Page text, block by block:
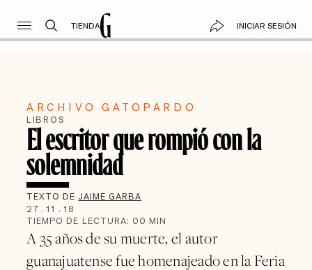
TIENDA INICIAR SESIÓN
ARCHIVO GATOPARDO
LIBROS
El escritor que rompió con la
solemnidad
TEXTO DE JAIME GARBA
27 . 11 . 18
TIEMPO DE LECTURA: 00 MIN
A 35 años de su muerte, el autor
guanajuatense fue homenajeado en la Feria